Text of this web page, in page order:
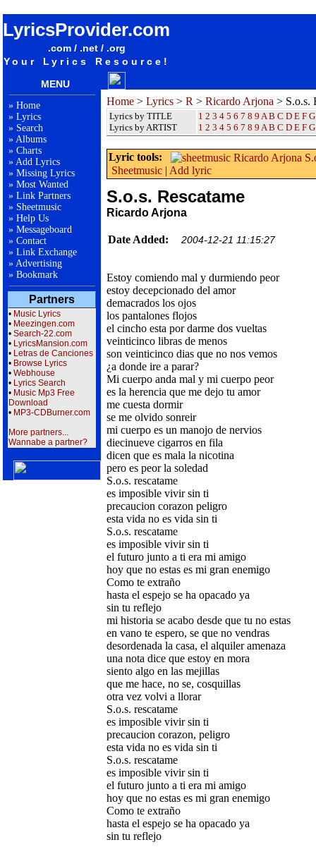
LyricsProvider.com
.com / .net / .org
Your Lyrics Resource!
MENU
» Home
» Lyrics
» Search
» Albums
» Charts
» Add Lyrics
» Missing Lyrics
» Most Wanted
» Link Partners
» Sheetmusic
» Help Us
» Messageboard
» Contact
» Link Exchange
» Advertising
» Bookmark
Partners
• Music Lyrics
• Meezingen.com
• Search-22.com
• LyricsMansion.com
• Letras de Canciones
• Browse Lyrics
• Webhouse
• Lyrics Search
• Music Mp3 Free
Download
• MP3-CDBurner.com
More partners...
Wannabe a partner?
Home > Lyrics > R > Ricardo Arjona > S.o.s.
Lyrics by TITLE
Lyrics by ARTIST
1 2 3 4 5 6 7 8 9 A B C D E F G
1 2 3 4 5 6 7 8 9 A B C D E F G
Lyric tools:
Sheetmusic | Add lyric
S.o.s. Rescatame
Ricardo Arjona
Date Added: 2004-12-21 11:15:27
Estoy comiendo mal y durmiendo peor
estoy decepcionado del amor
demacrados los ojos
los pantalones flojos
el cincho esta por darme dos vueltas
veinticinco libras de menos
son veinticinco dias que no nos vemos
¿a donde ire a parar?
Mi cuerpo anda mal y mi cuerpo peor
es la herencia que me dejo tu amor
me cuesta dormir
se me olvido sonreir
mi cuerpo es un manojo de nervios
diecinueve cigarros en fila
dicen que es mala la nicotina
pero es peor la soledad
S.o.s. rescatame
es imposible vivir sin ti
precaucion corazon peligro
esta vida no es vida sin ti
S.o.s. rescatame
es imposible vivir sin ti
el futuro junto a ti era mi amigo
hoy que no estas es mi gran enemigo
Como te extraño
hasta el espejo se ha opacado ya
sin tu reflejo
mi historia se acabo desde que tu no estas
en vano te espero, se que no vendras
desordenada la casa, el alquiler amenaza
una nota dice que estoy en mora
siento algo en las mejillas
que me hace, no se, cosquillas
otra vez volvi a llorar
S.o.s. rescatame
es imposible vivir sin ti
precaucion corazon, peligro
esta vida no es vida sin ti
S.o.s. rescatame
es imposible vivir sin ti
el futuro junto a ti era mi amigo
hoy que no estas es mi gran enemigo
Como te extraño
hasta el espejo se ha opacado ya
sin tu reflejo